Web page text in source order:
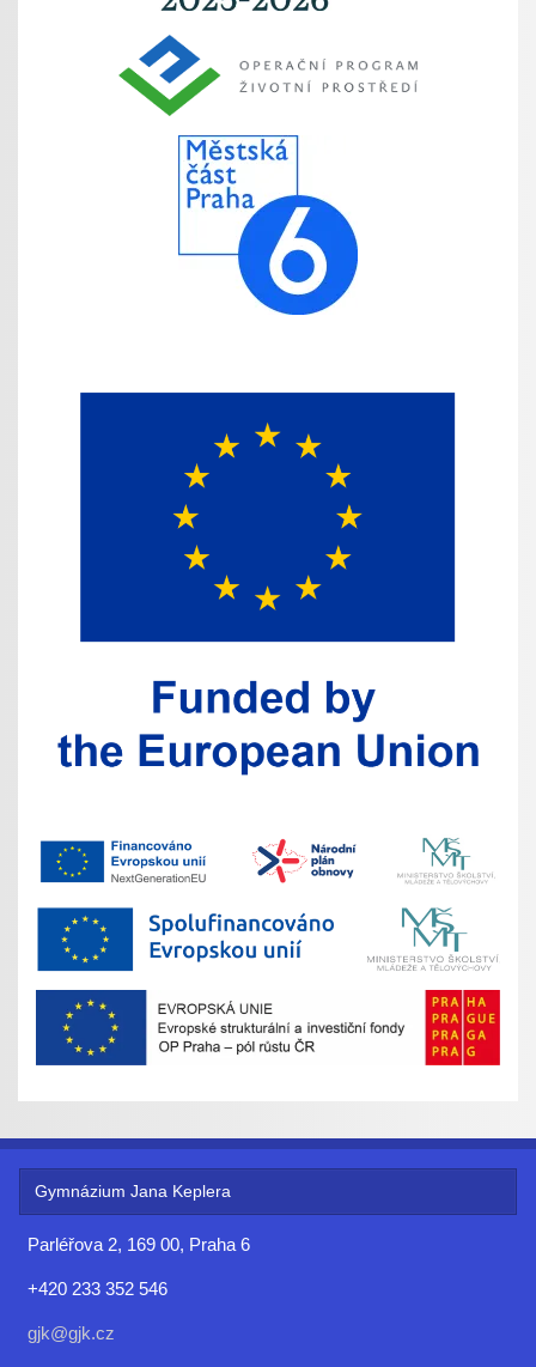
Gymnázium Jana Keplera
Parléřova 2, 169 00, Praha 6
+420 233 352 546
gjk@gjk.cz